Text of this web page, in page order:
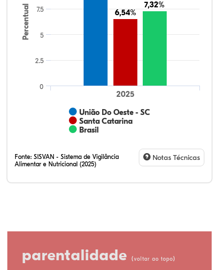
Percentual 6,54%
6,54%
7,32%
7,32%
União Do Oeste - SC
Santa Catarina
Brasil
2025
0
2.5
5
7.5
Fonte: SISVAN - Sistema de Vigilância
Alimentar e Nutricional (2025)
Notas Técnicas
parentalidade (voltar ao topo)